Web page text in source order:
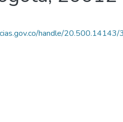
handle/